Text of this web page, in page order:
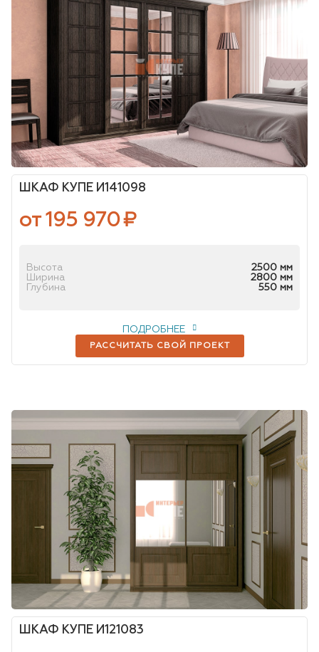
ШКАФ КУПЕ И141098
от 195 970₽
Высота
2500 мм
Ширина
2800 мм
Глубина
550 мм
РАССЧИТАТЬ СВОЙ ПРОЕКТ
ПОДРОБНЕЕ
ШКАФ КУПЕ И121083